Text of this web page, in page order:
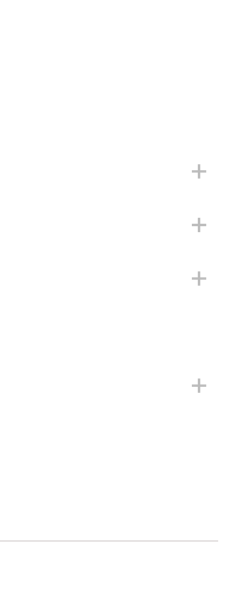
ありがとうございま
ぷりと入っていまし
入したいと思える最高